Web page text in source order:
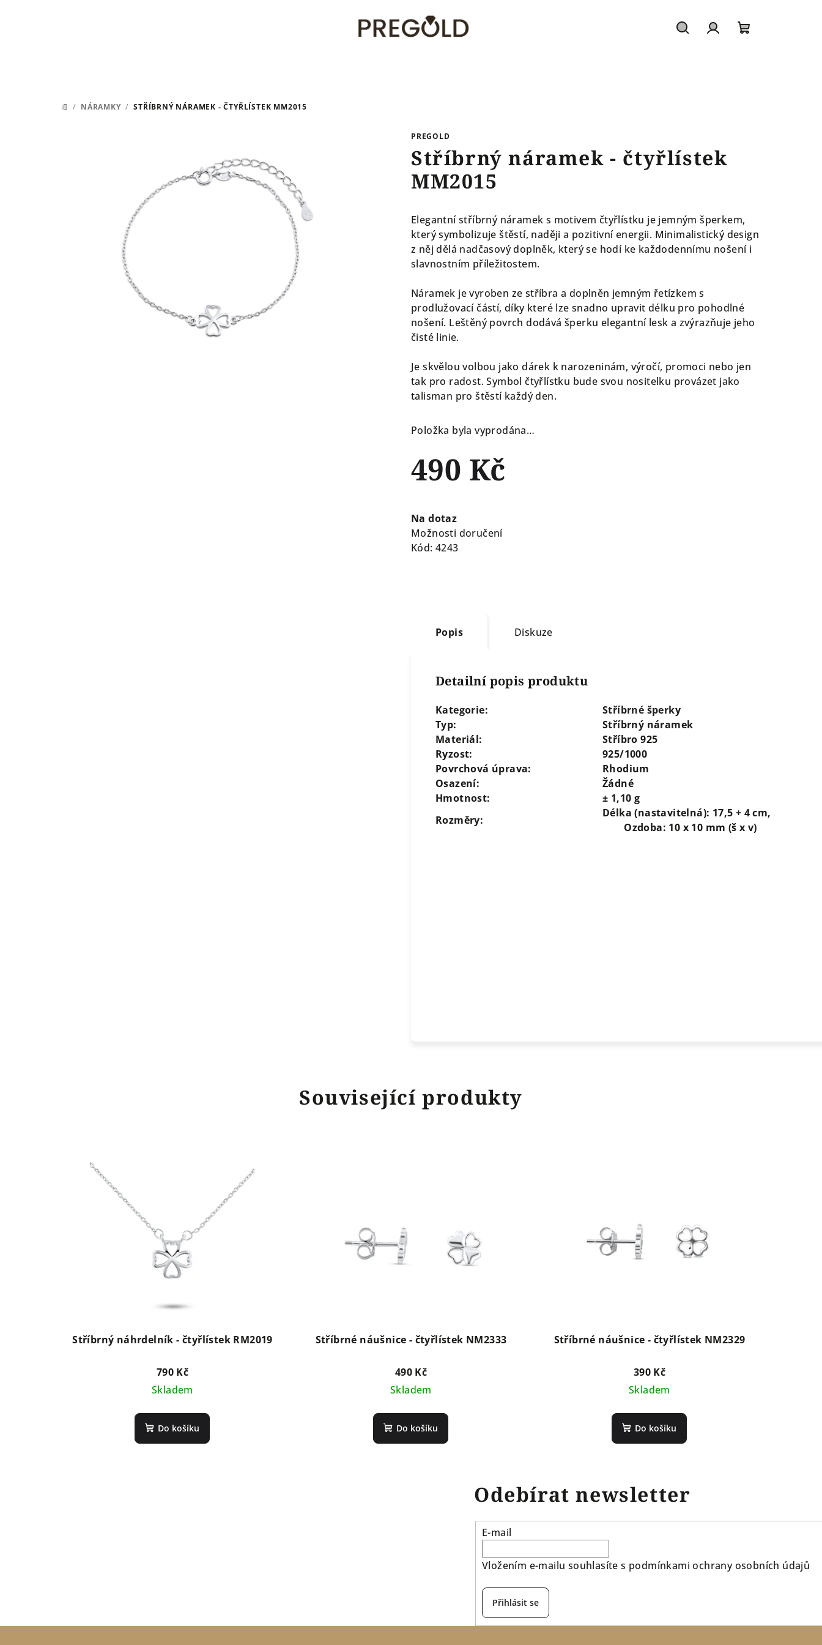
DOMŮ
/ NÁRAMKY / STŘÍBRNÝ NÁRAMEK - ČTYŘLÍSTEK MM2015
PREGOLD
Stříbrný náramek - čtyřlístek
MM2015
Elegantní stříbrný náramek s motivem čtyřlístku je jemným šperkem,
který symbolizuje štěstí, naději a pozitivní energii. Minimalistický design
z něj dělá nadčasový doplněk, který se hodí ke každodennímu nošení i
slavnostním příležitostem.
Náramek je vyroben ze stříbra a doplněn jemným řetízkem s
prodlužovací částí, díky které lze snadno upravit délku pro pohodlné
nošení. Leštěný povrch dodává šperku elegantní lesk a zvýrazňuje jeho
čisté linie.
Je skvělou volbou jako dárek k narozeninám, výročí, promoci nebo jen
tak pro radost. Symbol čtyřlístku bude svou nositelku provázet jako
talisman pro štěstí každý den.
Položka byla vyprodána…
490 Kč
cena:
Na dotaz
Možnosti doručení
Kód: 4243
Popis Diskuze
Detailní popis produktu
Kategorie:
Stříbrné šperky
Typ:
Stříbrný náramek
Materiál:
Stříbro 925
Ryzost:
925/1000
Povrchová úprava:
Rhodium
Osazení:
Žádné
Hmotnost:
± 1,10 g
Rozměry:
Délka (nastavitelná):
Ozdoba: 10 x 10 mm (š x v)
Související produkty
Stříbrný náhrdelník - čtyřlístek RM2019
790 Kč
Skladem
Do košíku
Stříbrné náušnice - čtyřlístek NM2333
490 Kč
Skladem
Do košíku
Stříbrné náušnice - čtyřlístek NM2329
390 Kč
Skladem
Do košíku
Odebírat newsletter
E-mail
Vložením e-mailu souhlasíte s podmínkami ochrany osobních údajů
Přihlásit se